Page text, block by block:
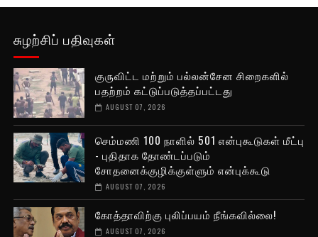
சுழற்சிப் பதிவுகள்
குருவிட்ட மற்றும் பல்லன்சேன சிறைகளில்
பதற்றம் கட்டுப்படுத்தப்பட்டது
AUGUST 07, 2026
செம்மணி 100 நாளில் 501 என்புகூடுகள் மீட்பு
- புதிதாக தோண்டப்படும்
சோதனைக்குழிக்குள்ளும் என்புக்கூடு
AUGUST 07, 2026
கோத்தாவிற்கு புலிப்பயம் நீங்கவில்லை!
AUGUST 07, 2026